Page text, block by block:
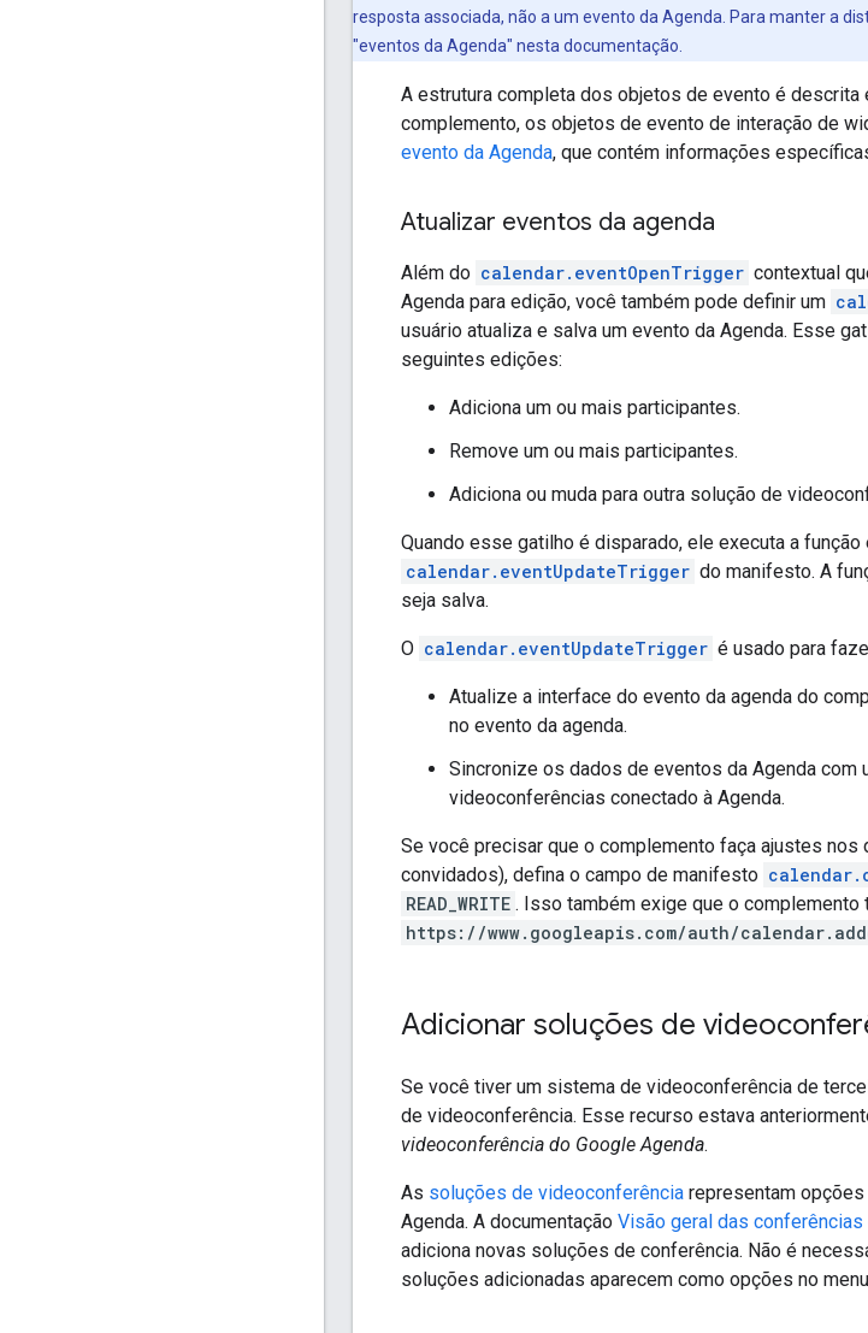
resposta associada, não a um evento da Agenda. Para manter a
"eventos da Agenda" nesta documentação.
A estrutura completa dos objetos de evento é descrita
complemento, os objetos de evento de interação de
evento da Agenda, que contém informações
Atualizar eventos da agenda
Além do calendar.eventOpenTrigger contextual
Agenda para edição, você também pode definir um
usuário atualiza e salva um evento da Agenda. Esse
seguintes edições:
Adiciona um ou mais participantes.
Remove um ou mais participantes.
Adiciona ou muda para outra solução de
Quando esse gatilho é disparado, ele executa a
calendar.eventUpdateTrigger do manifesto. A
seja salva.
O calendar.eventUpdateTrigger é usado para
Atualize a interface do evento da agenda do
no evento da agenda.
Sincronize os dados de eventos da Agenda
videoconferências conectado à Agenda.
Se você precisar que o complemento faça ajustes
convidados), defina o campo de manifesto
READ_WRITE . Isso também exige que o complemento
https://www.googleapis.com/auth/
Adicionar soluções de
Se você tiver um sistema de videoconferência de
de videoconferência. Esse recurso estava
videoconferência do Google Agenda.
As soluções de videoconferência representam
Agenda. A documentação Visão geral das
adiciona novas soluções de conferência. Não é
soluções adicionadas aparecem como opções no